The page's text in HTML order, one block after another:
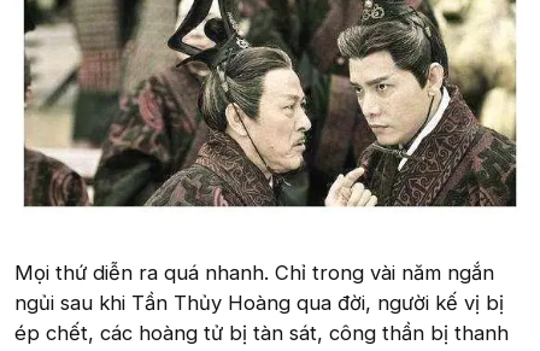
Mọi thứ diễn ra quá nhanh. Chỉ trong vài năm ngắn
ngủi sau khi Tần Thủy Hoàng qua đời, người kế vị bị
ép chết, các hoàng tử bị tàn sát, công thần bị thanh